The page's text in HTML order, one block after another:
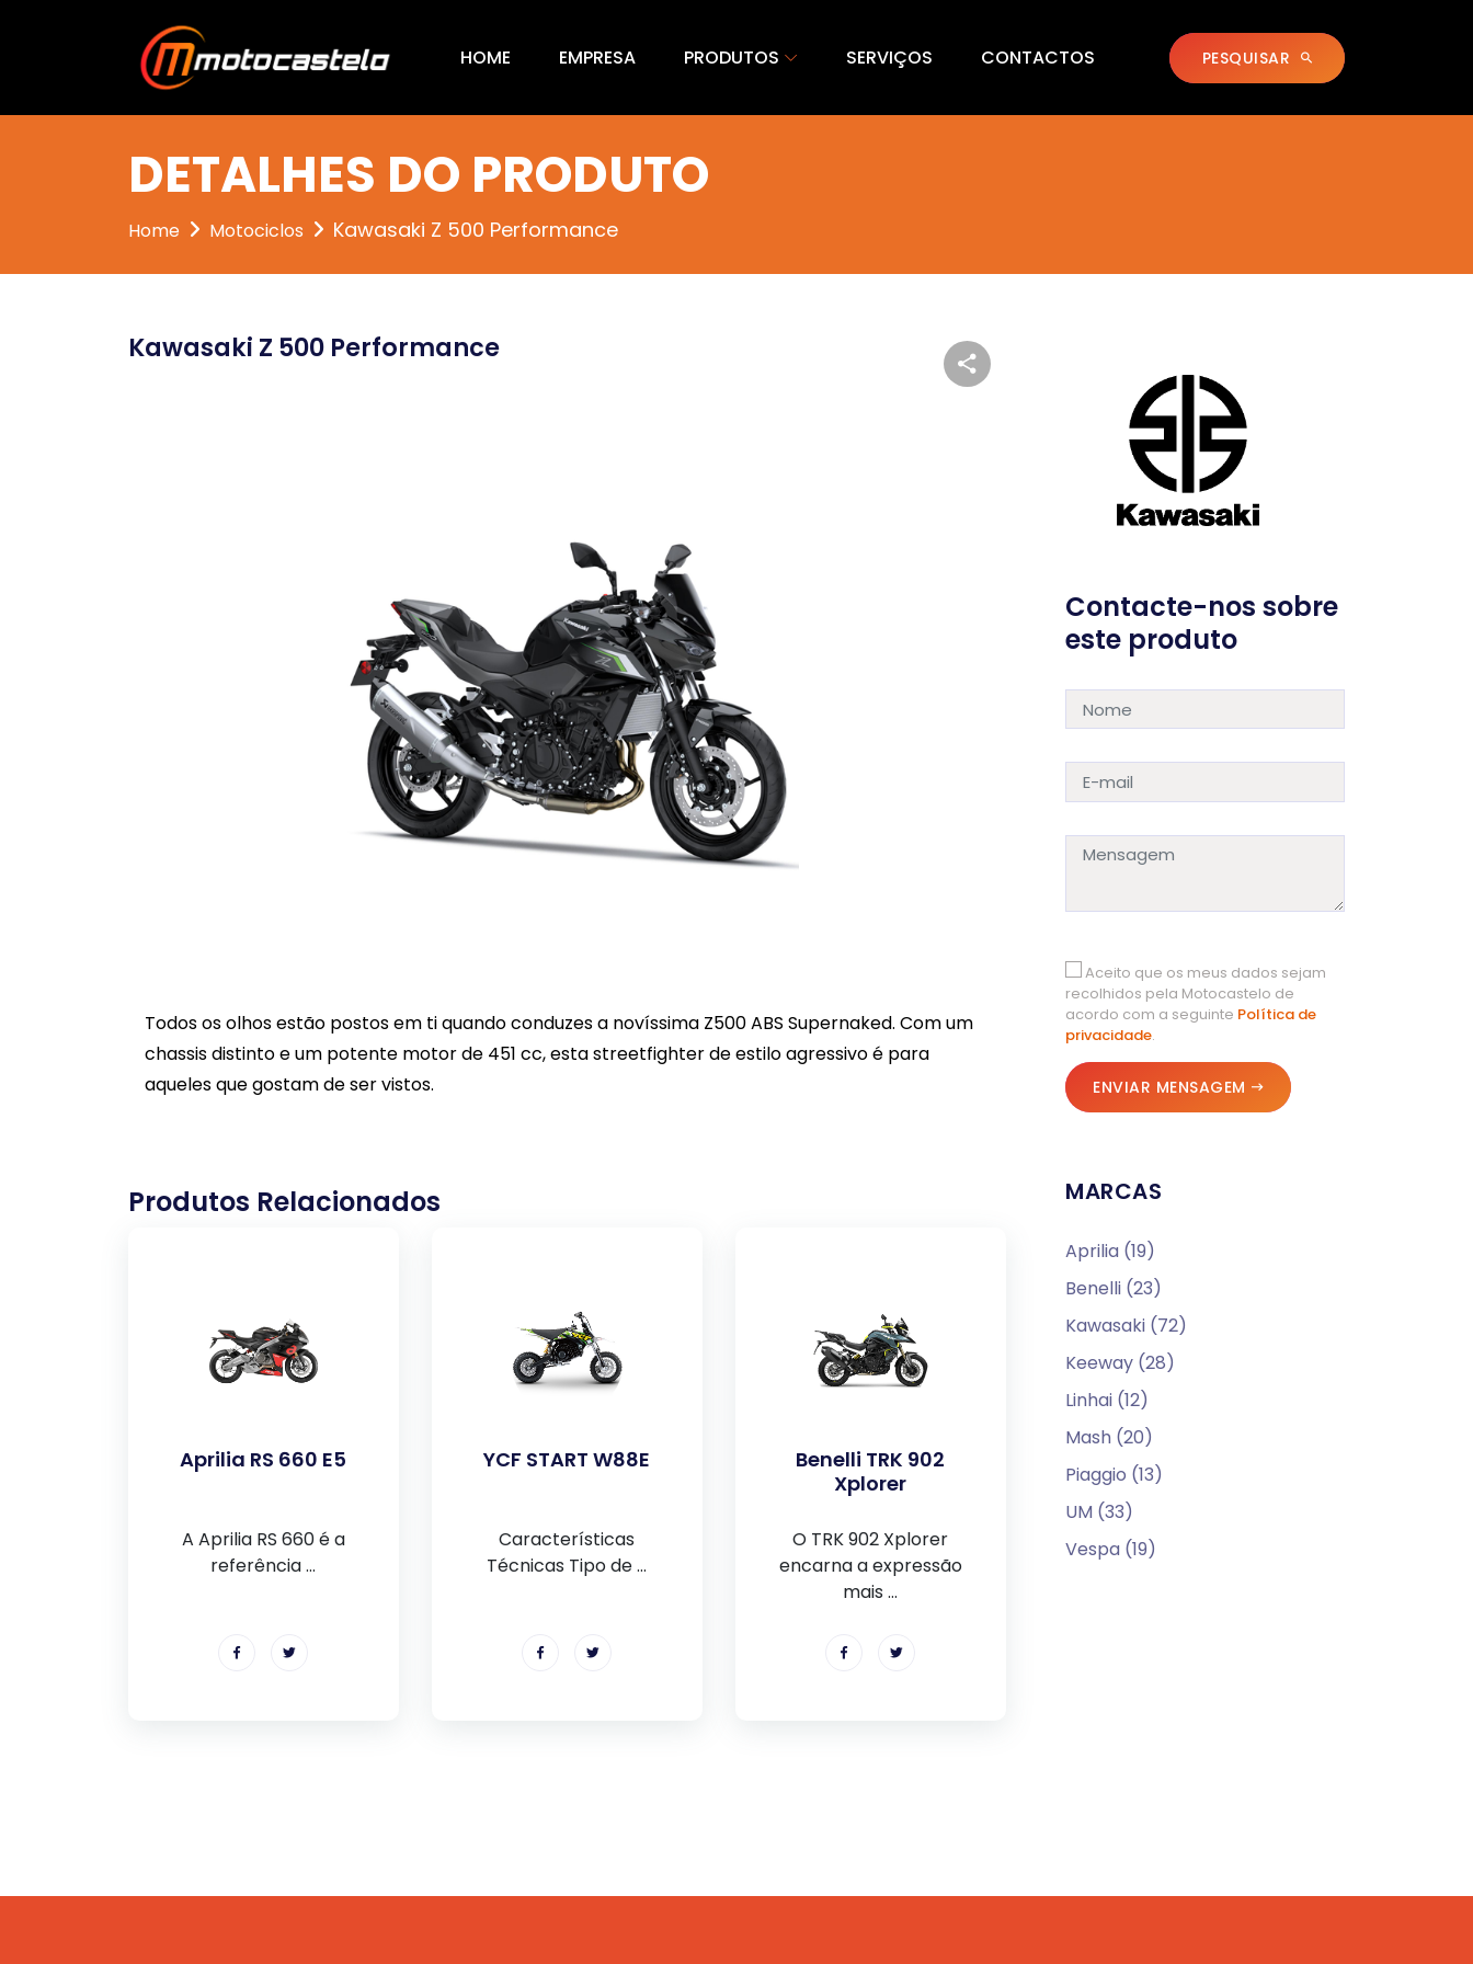
HOME EMPRESA PRODUTOS SERVIÇOS CONTACTOS PESQUISAR
DETALHES DO PRODUTO
Home Motociclos Kawasaki Z 500 Performance
Kawasaki Z 500 Performance
Todos os olhos estão postos em ti quando conduzes a novíssima Z500 ABS Supernaked. Com um
chassis distinto e um potente motor de 451 cc, esta streetfighter de estilo agressivo é para
aqueles que gostam de ser vistos.
Produtos Relacionados
Aprilia RS 660 E5
A Aprilia RS 660 é a
referência ...
YCF START W88E
Características
Técnicas Tipo de ...
Benelli TRK 902
Xplorer
O TRK 902 Xplorer
encarna a expressão
mais ...
Contacte-nos sobre
este produto
Aceito que os meus dados sejam
recolhidos pela Motocastelo de
acordo com a seguinte Política de
privacidade.
ENVIAR MENSAGEM
MARCAS
Aprilia (19)
Benelli (23)
Kawasaki (72)
Keeway (28)
Linhai (12)
Mash (20)
Piaggio (13)
UM (33)
Vespa (19)